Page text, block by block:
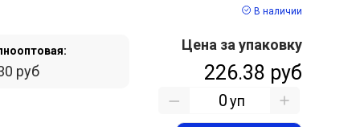
В наличии
руб
Цена за упаковку
226.38 руб
уп